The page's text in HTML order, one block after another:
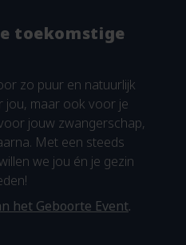
toekomstige
zo puur en natuurlijk
jou, maar ook voor je
jouw zwangerschap,
Met een steeds
we jou én je gezin
het Geboorte Event.